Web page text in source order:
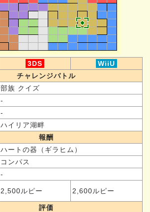
3DS
WiiU
チャレンジバトル
部族 クイズ
-
-
ハイリア湖畔
報酬
ハートの器（ギラヒム）
コンパス
-
2,500ルピー 2,600ルピー
評価